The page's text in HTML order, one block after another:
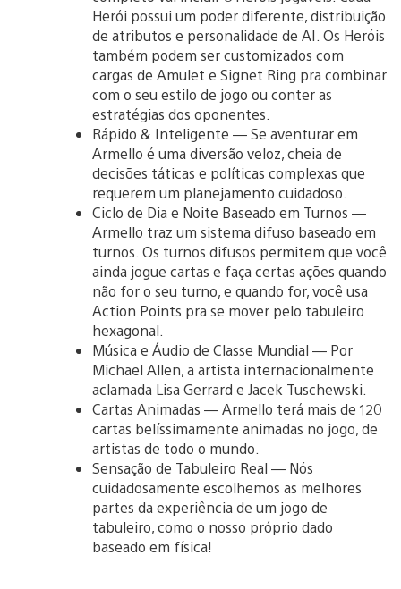
Herói possui um poder diferente, distribuição
de atributos e personalidade de AI. Os Heróis
também podem ser customizados com
cargas de Amulet e Signet Ring pra combinar
com o seu estilo de jogo ou conter as
estratégias dos oponentes.
Rápido & Inteligente — Se aventurar em
Armello é uma diversão veloz, cheia de
decisões táticas e políticas complexas que
requerem um planejamento cuidadoso.
Ciclo de Dia e Noite Baseado em Turnos —
Armello traz um sistema difuso baseado em
turnos. Os turnos difusos permitem que você
ainda jogue cartas e faça certas ações quando
não for o seu turno, e quando for, você usa
Action Points pra se mover pelo tabuleiro
hexagonal.
Música e Áudio de Classe Mundial — Por
Michael Allen, a artista internacionalmente
aclamada Lisa Gerrard e Jacek Tuschewski.
Cartas Animadas — Armello terá mais de 120
cartas belíssimamente animadas no jogo, de
artistas de todo o mundo.
Sensação de Tabuleiro Real — Nós
cuidadosamente escolhemos as melhores
partes da experiência de um jogo de
tabuleiro, como o nosso próprio dado
baseado em física!